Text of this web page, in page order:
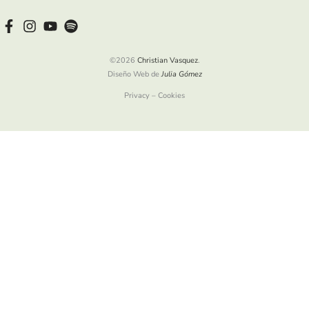
©2026 Christian Vasquez.
Diseño Web deJulia Gómez
Privacy – Cookies